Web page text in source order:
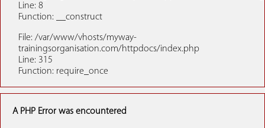
Line: 8
Function: __construct
File: /var/www/vhosts/myway-
trainingsorganisation.com/httpdocs/index.php
Line: 315
Function: require_once
A PHP Error was encountered